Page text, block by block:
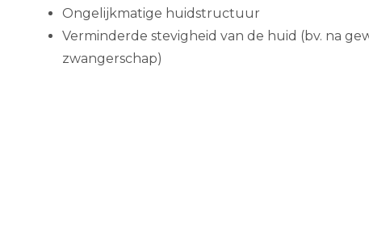
Ongelijkmatige huidstructuur
Verminderde stevigheid van de huid (bv. na
zwangerschap)